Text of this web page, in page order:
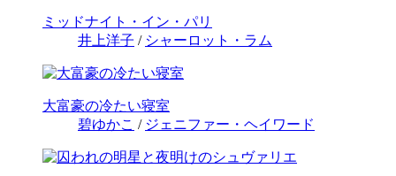
ミッドナイト・イン・パリ
井上洋子 / シャーロット・ラム
大富豪の冷たい寝室
碧ゆかこ / ジェニファー・ヘイワード